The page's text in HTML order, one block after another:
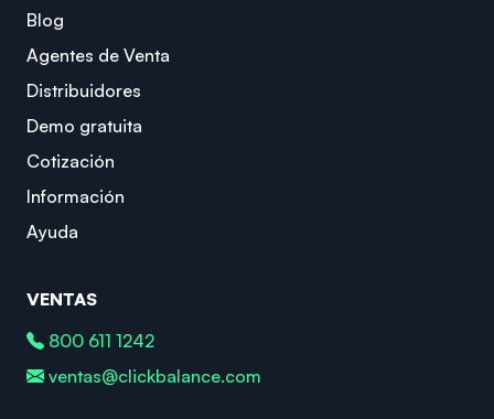
Blog
Agentes de Venta
Distribuidores
Demo gratuita
Cotización
Información
Ayuda
VENTAS
800 611 1242
ventas@clickbalance.com